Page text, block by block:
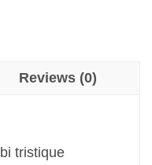
Reviews (0)
tristique